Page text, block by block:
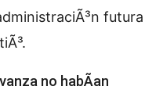
futura
no habÃ­an